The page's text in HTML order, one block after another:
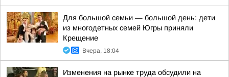
Для большой семьи — большой день: дети
из многодетных семей Югры приняли
Крещение
Вчера, 18:04
Изменения на рынке труда обсудили на